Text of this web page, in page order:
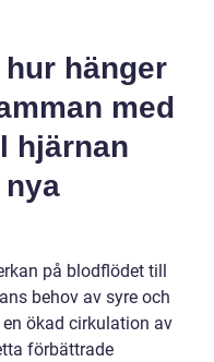
hänger
med
hjärnan
på blodflödet till
behov av syre och
ökad cirkulation av
förbättrade